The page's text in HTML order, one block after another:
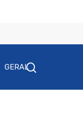
GERAL